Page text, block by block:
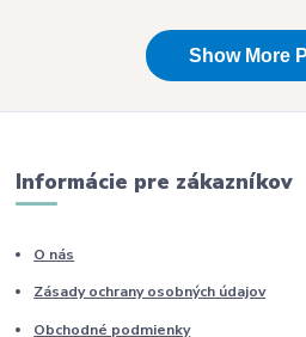
Informácie pre zákazníkov
O nás
Zásady ochrany osobných údajov
Obchodné podmienky